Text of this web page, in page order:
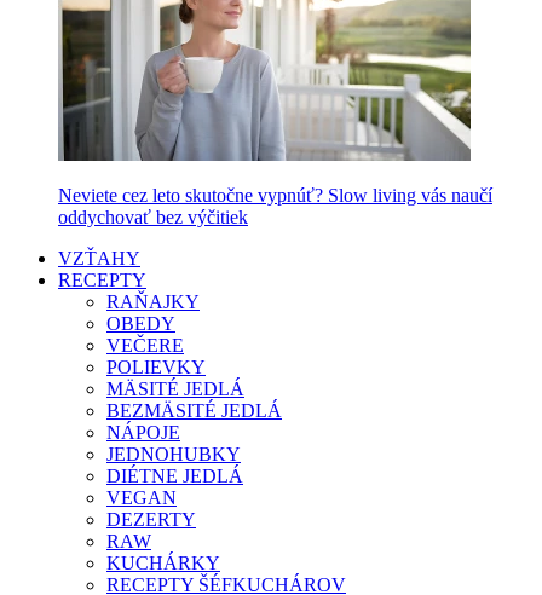
Neviete cez leto skutočne vypnúť? Slow living vás naučí
oddychovať bez výčitiek
VZŤAHY
RECEPTY
RAŇAJKY
OBEDY
VEČERE
POLIEVKY
MÄSITÉ JEDLÁ
BEZMÄSITÉ JEDLÁ
NÁPOJE
JEDNOHUBKY
DIÉTNE JEDLÁ
VEGAN
DEZERTY
RAW
KUCHÁRKY
RECEPTY ŠÉFKUCHÁROV